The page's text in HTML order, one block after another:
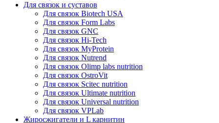
Для связок и суставов
Для связок Biotech USA
Для связок Form Labs
Для связок GNC
Для связок Hi-Tech
Для связок MyProtein
Для связок Nutrend
Для связок Olimp labs nutrition
Для связок OstroVit
Для связок Scitec nutrition
Для связок Ultimate nutrition
Для связок Universal nutrition
Для связок VPLab
Жиросжигатели и L карнитин